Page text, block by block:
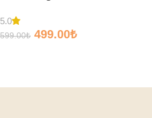
5.0
599.00₺ 499.00₺